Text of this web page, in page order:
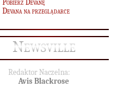
Pobierz Devanę
Devana na przeglądarce
Newsville
Redaktor Naczelna:
Avis Blackrose